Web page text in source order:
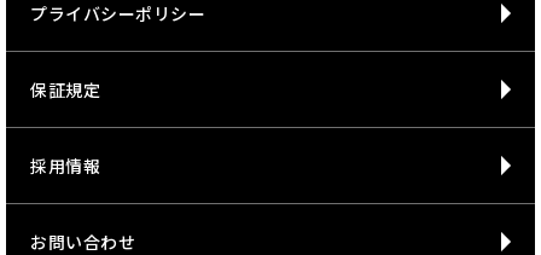
プライバシーポリシー
保証規定
採用情報
お問い合わせ